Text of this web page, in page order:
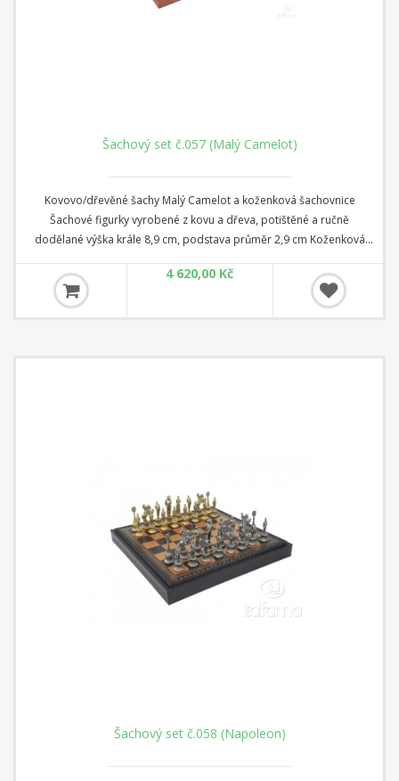
Šachový set č.057 (Malý Camelot)
Kovovo/dřevěné šachy Malý Camelot a koženková šachovnice
Šachové figurky vyrobené z kovu a dřeva, potištěné a ručně
dodělané výška krále 8,9 cm, podstava průměr 2,9 cm Koženková
4 620,00 Kč
Šachový set č.058 (Napoleon)